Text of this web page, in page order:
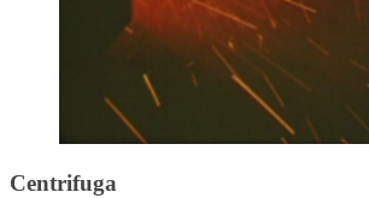
Centrifuga